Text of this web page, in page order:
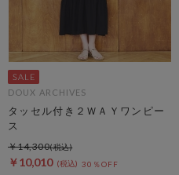
DOUX ARCHIVES
タッセル付き２ＷＡＹワンピー
ス
￥10,010 30％OFF
￥14,300